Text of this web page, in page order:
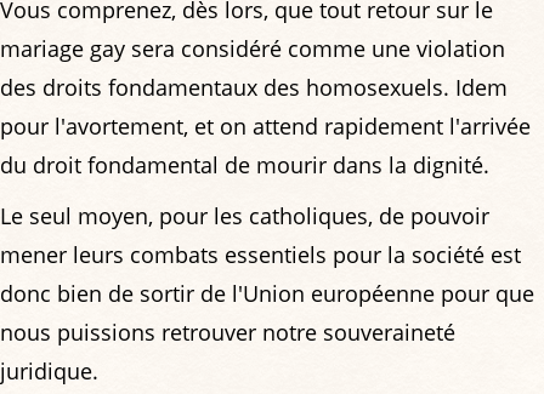
Vous comprenez, dès lors, que tout retour sur le
mariage gay sera considéré comme une violation
des droits fondamentaux des homosexuels. Idem
pour l'avortement, et on attend rapidement l'arrivée
du droit fondamental de mourir dans la dignité.
Le seul moyen, pour les catholiques, de pouvoir
mener leurs combats essentiels pour la société est
donc bien de sortir de l'Union européenne pour que
nous puissions retrouver notre souveraineté
juridique.